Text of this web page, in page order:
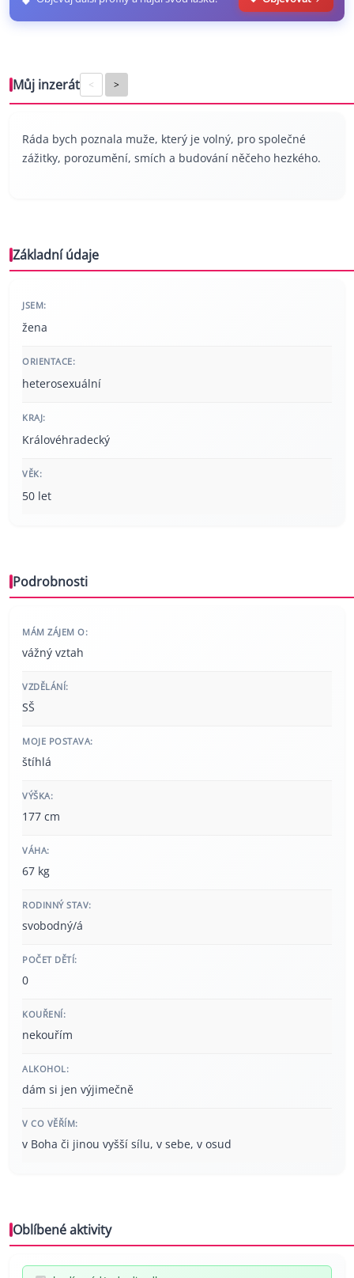
Můj inzerát < >
Ráda bych poznala muže, který je volný, pro společné
zážitky, porozumění, smích a budování něčeho hezkého.
Základní údaje
JSEM:
žena
ORIENTACE:
heterosexuální
KRAJ:
Královéhradecký
VĚK:
50 let
Podrobnosti
MÁM ZÁJEM O:
vážný vztah
VZDĚLÁNÍ:
SŠ
MOJE POSTAVA:
štíhlá
VÝŠKA:
177 cm
VÁHA:
67 kg
RODINNÝ STAV:
svobodný/á
POČET DĚTÍ:
0
KOUŘENÍ:
nekouřím
ALKOHOL:
dám si jen výjimečně
V CO VĚŘÍM:
v Boha či jinou vyšší sílu, v sebe, v osud
Oblíbené aktivity